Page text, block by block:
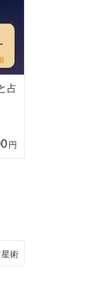
占
円
術